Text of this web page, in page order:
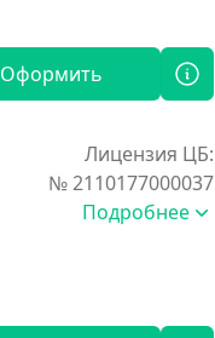
Оформить
Лицензия ЦБ:
№ 2110177000037
Подробнее